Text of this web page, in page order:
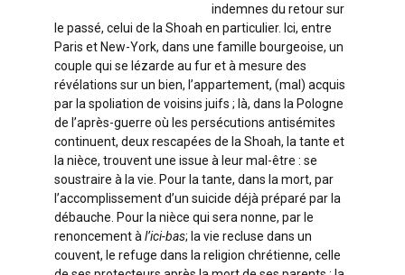
indemnes du retour sur
le passé, celui de la Shoah en particulier. Ici, entre
Paris et New-York, dans une famille bourgeoise, un
couple qui se lézarde au fur et à mesure des
révélations sur un bien, l’appartement, (mal) acquis
par la spoliation de voisins juifs ; là, dans la Pologne
de l’après-guerre où les persécutions antisémites
continuent, deux rescapées de la Shoah, la tante et
la nièce, trouvent une issue à leur mal-être : se
soustraire à la vie. Pour la tante, dans la mort, par
l’accomplissement d’un suicide déjà préparé par la
débauche. Pour la nièce qui sera nonne, par le
renoncement à l’ici-bas; la vie recluse dans un
couvent, le refuge dans la religion chrétienne, celle